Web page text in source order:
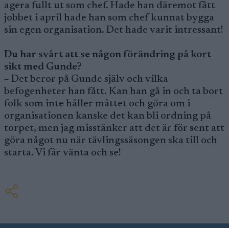
agera fullt ut som chef. Hade han däremot fått
jobbet i april hade han som chef kunnat bygga
sin egen organisation. Det hade varit intressant!
Du har svårt att se någon förändring på kort
sikt med Gunde?
– Det beror på Gunde själv och vilka
befogenheter han fått. Kan han gå in och ta bort
folk som inte håller måttet och göra om i
organisationen kanske det kan bli ordning på
torpet, men jag misstänker att det är för sent att
göra något nu när tävlingssäsongen ska till och
starta. Vi får vänta och se!